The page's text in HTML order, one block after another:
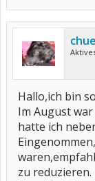
Hallo,ich bin
Im August
hatte ich
zu reduzieren.